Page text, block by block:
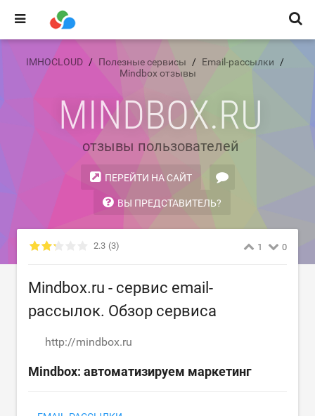
IMHOCLOUD Полезные сервисы
Email-рассылки
Mindbox отзывы
MINDBOX.RU
отзывы пользователей
ПЕРЕЙТИ НА САЙТ
ВЫ ПРЕДСТАВИТЕЛЬ?
2.3 (3) 1 0
Mindbox.ru - сервис email-
рассылок. Обзор сервиса
http://mindbox.ru
Mindbox: автоматизируем маркетинг